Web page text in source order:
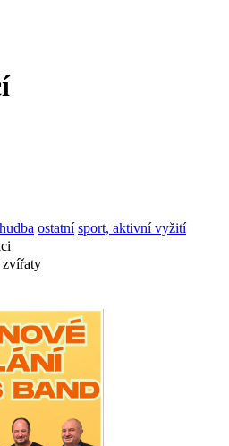
hudba ostatní sport, aktivní vyžití
zvířaty